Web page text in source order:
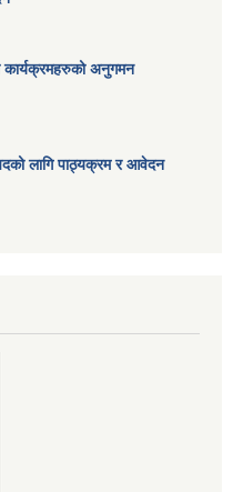
कार्यक्रमहरुको अनुगमन
लागि पाठ्यक्रम र आवेदन